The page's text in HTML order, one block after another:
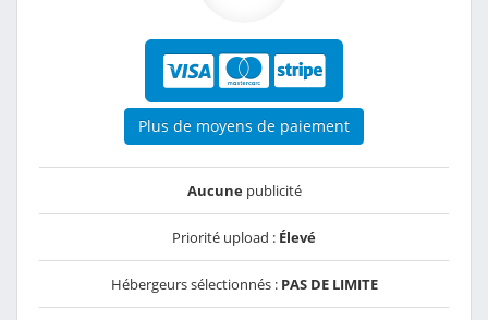
Plus de moyens de paiement
Aucunepublicité
Priorité upload : Élevé
Hébergeurs sélectionnés : PAS DE LIMITE